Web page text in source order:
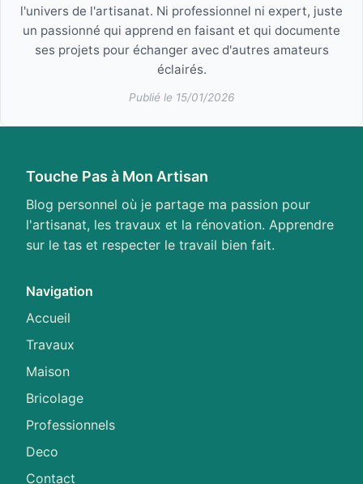
l'univers de l'artisanat. Ni professionnel ni expert, juste
un passionné qui apprend en faisant et qui documente
ses projets pour échanger avec d'autres amateurs
éclairés.
Publié le 15/01/2026
Touche Pas à Mon Artisan
Blog personnel où je partage ma passion pour
l'artisanat, les travaux et la rénovation. Apprendre
sur le tas et respecter le travail bien fait.
Navigation
Accueil
Travaux
Maison
Bricolage
Professionnels
Deco
Contact